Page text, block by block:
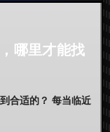
哪里才能找
合适的？ 每当临近